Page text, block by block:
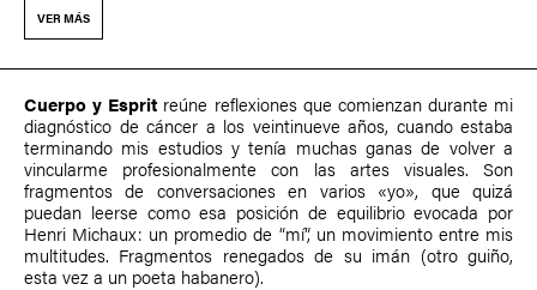
VER MÁS
Cuerpo y Esprit reúne reflexiones que comienzan durante mi
diagnóstico de cáncer a los veintinueve años, cuando estaba
terminando mis estudios y tenía muchas ganas de volver a
vincularme profesionalmente con las artes visuales. Son
fragmentos de conversaciones en varios «yo», que quizá
puedan leerse como esa posición de equilibrio evocada por
Henri Michaux: un promedio de “mí”, un movimiento entre mis
multitudes. Fragmentos renegados de su imán (otro guiño,
esta vez a un poeta habanero).